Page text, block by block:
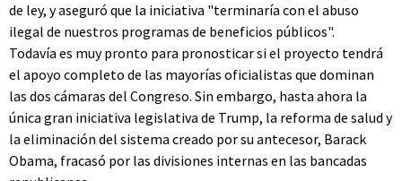
de ley, y aseguró que la iniciativa "terminaría con el abuso
ilegal de nuestros programas de beneficios públicos".
Todavía es muy pronto para pronosticar si el proyecto tendrá
el apoyo completo de las mayorías oficialistas que dominan
las dos cámaras del Congreso. Sin embargo, hasta ahora la
única gran iniciativa legislativa de Trump, la reforma de salud y
la eliminación del sistema creado por su antecesor, Barack
Obama, fracasó por las divisiones internas en las bancadas